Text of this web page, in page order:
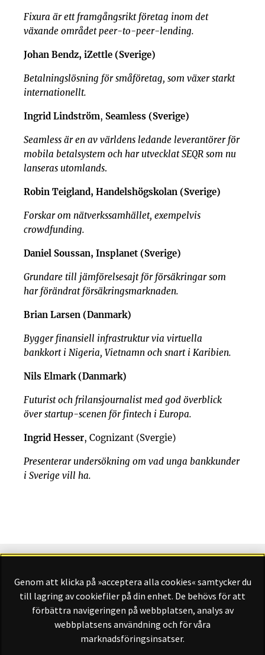
Fixura är ett framgångsrikt företag inom det
växande området peer-to-peer-lending.
Johan Bendz, iZettle (Sverige)
Betalningslösning för småföretag, som växer starkt
internationellt.
Ingrid Lindström, Seamless (Sverige)
Seamless är en av världens ledande leverantörer för
mobila betalsystem och har utvecklat SEQR som nu
lanseras utomlands.
Robin Teigland, Handelshögskolan (Sverige)
Forskar om nätverkssamhället, exempelvis
crowdfunding.
Daniel Soussan, Insplanet (Sverige)
Grundare till jämförelsesajt för försäkringar som
har förändrat försäkringsmarknaden.
Brian Larsen (Danmark)
Bygger finansiell infrastruktur via virtuella
bankkort i Nigeria, Vietnamn och snart i Karibien.
Nils Elmark (Danmark)
Futurist och frilansjournalist med god överblick
över startup-scenen för fintech i Europa.
Ingrid Hesser, Cognizant (Svergie)
Presenterar undersökning om vad unga bankkunder
i Sverige vill ha.
Finansliv ägs av Finansliv Sverige AB, 556784-8741.
Genom att klicka på »acceptera alla cookies« samtycker du
till lagring av cookiefiler på din enhet. De behövs för att
förbättra navigeringen på webbplatsen, analys av
webbplatsens användning och för våra
marknadsföringsinsatser.